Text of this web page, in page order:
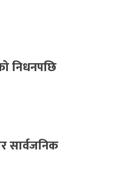
निधनपछि
सार्वजनिक